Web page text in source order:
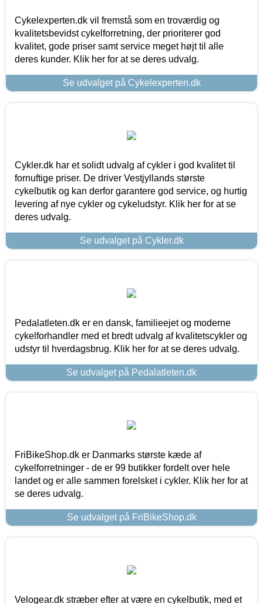
Cykelexperten.dk vil fremstå som en troværdig og
kvalitetsbevidst cykelforretning, der prioriterer god
kvalitet, gode priser samt service meget højt til alle
deres kunder. Klik her for at se deres udvalg.
Se udvalget på Cykelexperten.dk
Cykler.dk har et solidt udvalg af cykler i god kvalitet til
fornuftige priser. De driver Vestjyllands største
cykelbutik og kan derfor garantere god service, og hurtig
levering af nye cykler og cykeludstyr. Klik her for at se
deres udvalg.
Se udvalget på Cykler.dk
Pedalatleten.dk er en dansk, familieejet og moderne
cykelforhandler med et bredt udvalg af kvalitetscykler og
udstyr til hverdagsbrug. Klik her for at se deres udvalg.
Se udvalget på Pedalatleten.dk
FriBikeShop.dk er Danmarks største kæde af
cykelforretninger - de er 99 butikker fordelt over hele
landet og er alle sammen forelsket i cykler. Klik her for at
se deres udvalg.
Se udvalget på FriBikeShop.dk
Velogear.dk stræber efter at være en cykelbutik, med et